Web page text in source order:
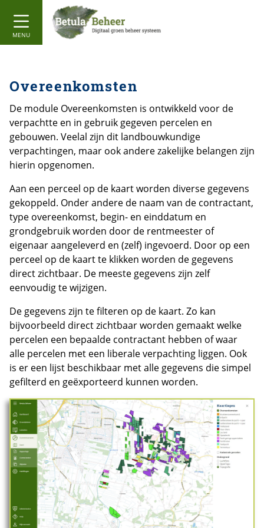
MENU
Overeenkomsten
De module Overeenkomsten is ontwikkeld voor de
verpachtte en in gebruik gegeven percelen en
gebouwen. Veelal zijn dit landbouwkundige
verpachtingen, maar ook andere zakelijke belangen zijn
hierin opgenomen.
Aan een perceel op de kaart worden diverse gegevens
gekoppeld. Onder andere de naam van de contractant,
type overeenkomst, begin- en einddatum en
grondgebruik worden door de rentmeester of
eigenaar aangeleverd en (zelf) ingevoerd. Door op een
perceel op de kaart te klikken worden de gegevens
direct zichtbaar. De meeste gegevens zijn zelf
eenvoudig te wijzigen.
De gegevens zijn te filteren op de kaart. Zo kan
bijvoorbeeld direct zichtbaar worden gemaakt welke
percelen een bepaalde contractant hebben of waar
alle percelen met een liberale verpachting liggen. Ook
is er een lijst beschikbaar met alle gegevens die simpel
gefilterd en geëxporteerd kunnen worden.